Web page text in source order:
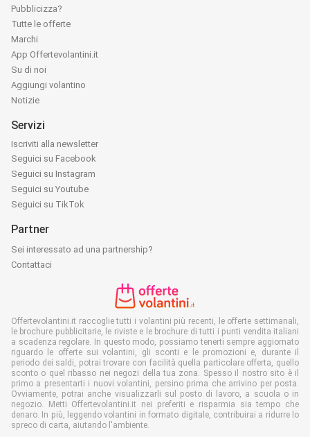
Pubblicizza?
Tutte le offerte
Marchi
App Offertevolantini.it
Su di noi
Aggiungi volantino
Notizie
Servizi
Iscriviti alla newsletter
Seguici su Facebook
Seguici su Instagram
Seguici su Youtube
Seguici su TikTok
Partner
Sei interessato ad una partnership?
Contattaci
Offertevolantini.it raccoglie tutti i volantini più recenti, le offerte settimanali,
le brochure pubblicitarie, le riviste e le brochure di tutti i punti vendita italiani
a scadenza regolare. In questo modo, possiamo tenerti sempre aggiornato
riguardo le offerte sui volantini, gli sconti e le promozioni e, durante il
periodo dei saldi, potrai trovare con facilità quella particolare offerta, quello
sconto o quel ribasso nei negozi della tua zona. Spesso il nostro sito è il
primo a presentarti i nuovi volantini, persino prima che arrivino per posta.
Ovviamente, potrai anche visualizzarli sul posto di lavoro, a scuola o in
negozio. Metti Offertevolantini.it nei preferiti e risparmia sia tempo che
denaro. In più, leggendo volantini in formato digitale, contribuirai a ridurre lo
spreco di carta, aiutando l'ambiente.